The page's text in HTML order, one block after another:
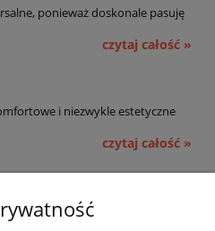
ponieważ doskonale pasuję
czytaj całość »
i niezwykle estetyczne
czytaj całość »